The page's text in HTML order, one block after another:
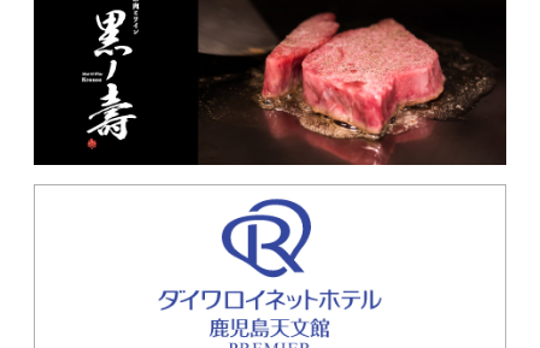
カフェ 1F 油そば、辛味噌油そば
天文館組